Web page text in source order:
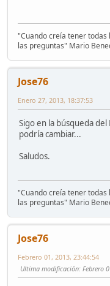
"Cuando creía tener
las preguntas" Mario
Jose76
Enero 27, 2013, 18:37:53
Sigo en la búsqueda
podría cambiar...
Saludos.
"Cuando creía tener
las preguntas" Mario
Jose76
Febrero 01, 2013, 23:44:54
Ultima modificación: Febrero